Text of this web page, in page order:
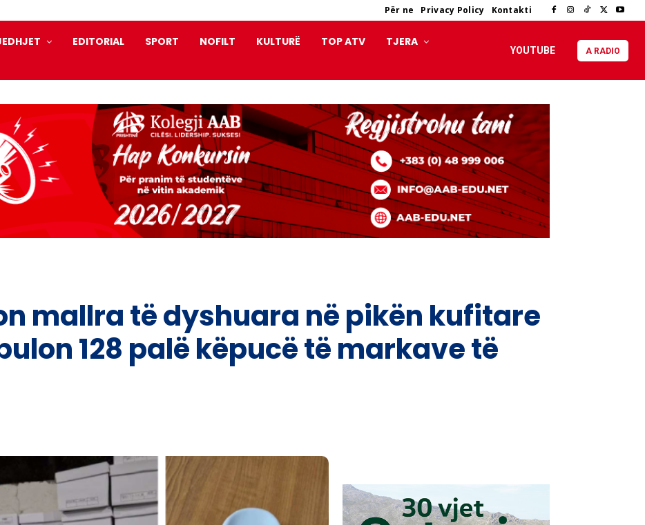
Për ne Privacy Policy Kontakti
EDITORIAL SPORT NOFILT KULTURË TOP ATV TJERA
YOUTUBE A RADIO
mallra të dyshuara në pikën kufitare
128 palë këpucë të markave të